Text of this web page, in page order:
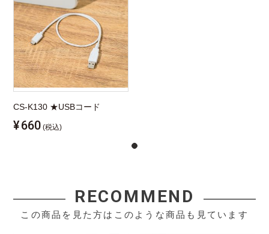
CS-K130 ★USBコード
¥660 (税込)
RECOMMEND
この商品を見た方はこのような商品も見ています